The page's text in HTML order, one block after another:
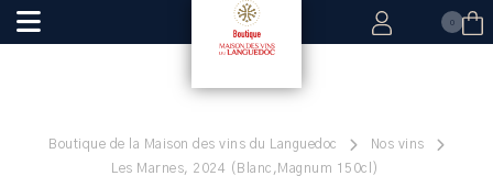
0
Boutique de la Maison des vins du Languedoc
Nos vins
Les Marnes, 2024 (Blanc,Magnum 150cl)